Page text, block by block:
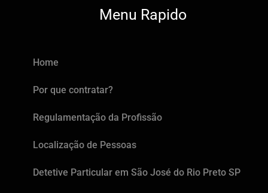
Menu Rapido
Home
Por que contratar?
Regulamentação da Profissão
Localização de Pessoas
Detetive Particular em São José do Rio Preto SP